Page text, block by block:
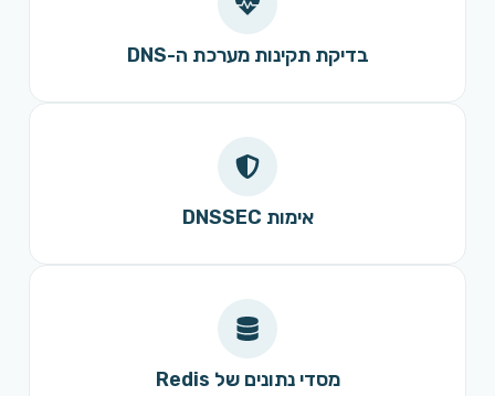
בדיקת תקינות מערכת ה-DNS
אימות DNSSEC
מסדי נתונים של Redis